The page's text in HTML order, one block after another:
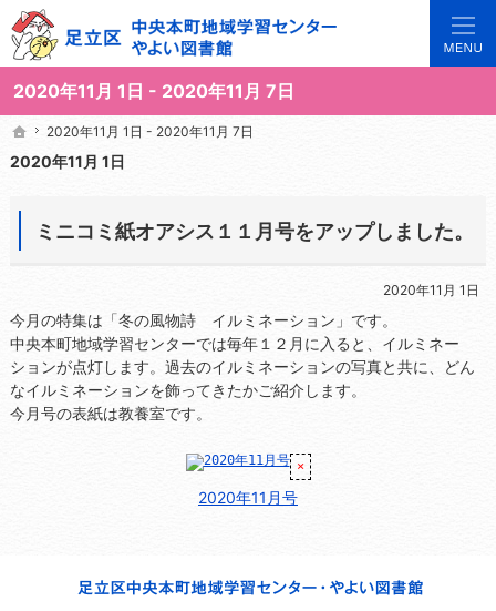
2020年11月 1日 - 2020年11月 7日
3世代で楽しめる地域のひろば。当サイトでは地域の講座や施設をご案内しています。
足立区中央本町地域学習センターや図書館の総合案内サイト
ホーム
2020年11月 1日 - 2020年11月 7日
2020年11月 1日
ミニコミ紙オアシス１１月号をアップしました。
2020年11月 1日
今月の特集は「冬の風物詩 イルミネーション」です。
中央本町地域学習センターでは毎年１２月に入ると、イルミネー
ションが点灯します。過去のイルミネーションの写真と共に、どん
なイルミネーションを飾ってきたかご紹介します。
今月号の表紙は教養室です。
2020年11月号
ホーム
2020年11月 1日 - 2020年11月 7日